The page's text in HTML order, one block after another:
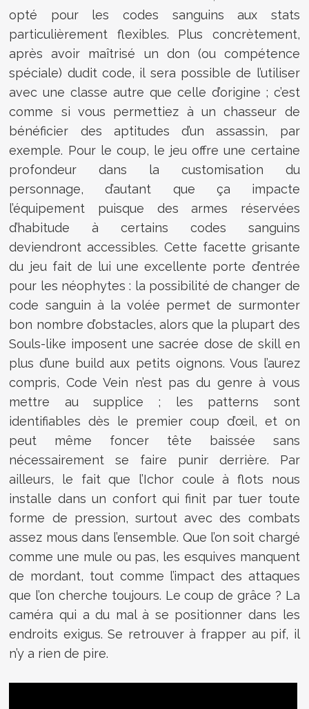
opté pour les codes sanguins aux stats
particulièrement flexibles. Plus concrètement,
après avoir maîtrisé un don (ou compétence
spéciale) dudit code, il sera possible de l’utiliser
avec une classe autre que celle d’origine ; c’est
comme si vous permettiez à un chasseur de
bénéficier des aptitudes d’un assassin, par
exemple. Pour le coup, le jeu offre une certaine
profondeur dans la customisation du
personnage, d’autant que ça impacte
l’équipement puisque des armes réservées
d’habitude à certains codes sanguins
deviendront accessibles. Cette facette grisante
du jeu fait de lui une excellente porte d’entrée
pour les néophytes : la possibilité de changer de
code sanguin à la volée permet de surmonter
bon nombre d’obstacles, alors que la plupart des
Souls-like imposent une sacrée dose de skill en
plus d’une build aux petits oignons. Vous l’aurez
compris, Code Vein n’est pas du genre à vous
mettre au supplice ; les patterns sont
identifiables dès le premier coup d’œil, et on
peut même foncer tête baissée sans
nécessairement se faire punir derrière. Par
ailleurs, le fait que l’Ichor coule à flots nous
installe dans un confort qui finit par tuer toute
forme de pression, surtout avec des combats
assez mous dans l’ensemble. Que l’on soit chargé
comme une mule ou pas, les esquives manquent
de mordant, tout comme l’impact des attaques
que l’on cherche toujours. Le coup de grâce ? La
caméra qui a du mal à se positionner dans les
endroits exigus. Se retrouver à frapper au pif, il
n’y a rien de pire.